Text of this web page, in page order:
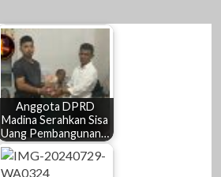
Anggota DPRD
Madina Serahkan Sisa
Uang Pembangunan…